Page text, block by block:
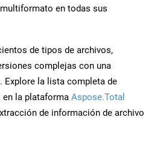
en todas sus
de tipos de archivos,
complejas con una
Explore la lista completa de
la plataforma Aspose.Total
de información de archivo